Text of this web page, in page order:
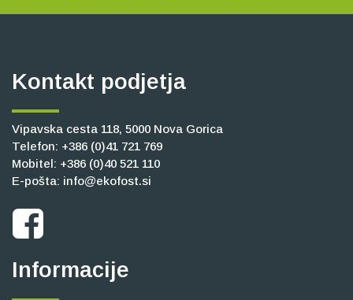
Kontakt podjetja
Vipavska cesta 118, 5000 Nova Gorica
Telefon: +386 (0)41 721 769
Mobitel: +386 (0)40 521 110
E-pošta: info@ekofost.si
Informacije